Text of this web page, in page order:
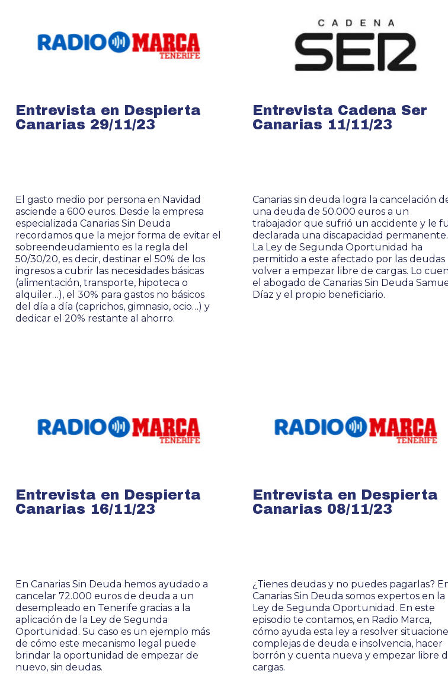
Entrevista en Despierta
Canarias 29/11/23
El gasto medio por persona en Navidad
asciende a 600 euros. Desde la empresa
especializada Canarias Sin Deuda
recordamos que la mejor forma de evitar el
sobreendeudamiento es la regla del
50/30/20, es decir, destinar el 50% de los
ingresos a cubrir las necesidades básicas
(alimentación, transporte, hipoteca o
alquiler…), el 30% para gastos no básicos
del día a día (caprichos, gimnasio, ocio…) y
dedicar el 20% restante al ahorro.
Entrevista Cadena Ser
Canarias 11/11/23
Canarias sin deuda logra la cancelación
una deuda de 50.000 euros a un
trabajador que sufrió un accidente y le
declarada una discapacidad permanente.
La Ley de Segunda Oportunidad ha
permitido a este afectado por las deudas
volver a empezar libre de cargas. Lo
el abogado de Canarias Sin Deuda
Díaz y el propio beneficiario.
Entrevista en Despierta
Canarias 16/11/23
En Canarias Sin Deuda hemos ayudado a
cancelar 72.000 euros de deuda a un
desempleado en Tenerife gracias a la
aplicación de la Ley de Segunda
Oportunidad. Su caso es un ejemplo más
de cómo este mecanismo legal puede
brindar la oportunidad de empezar de
nuevo, sin deudas.
Entrevista en Despierta
Canarias 08/11/23
¿Tienes deudas y no puedes pagarlas?
Canarias Sin Deuda somos expertos en la
Ley de Segunda Oportunidad. En este
episodio te contamos, en Radio Marca,
cómo ayuda esta ley a resolver
complejas de deuda e insolvencia, hacer
borrón y cuenta nueva y empezar libre
cargas.